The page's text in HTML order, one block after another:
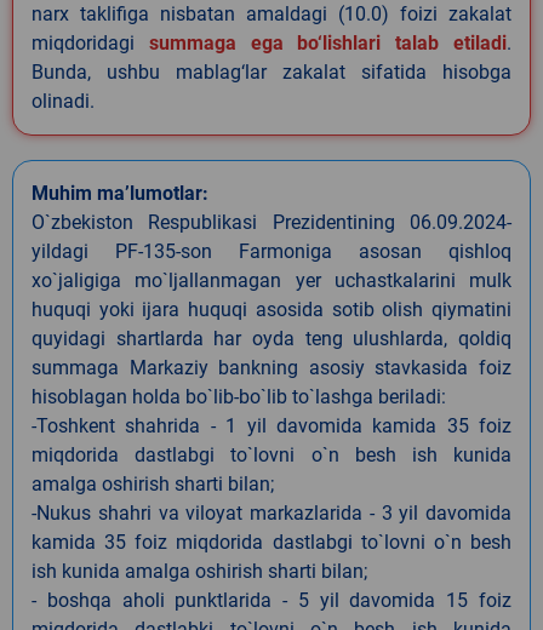
narx taklifiga nisbatan amaldagi (10.0) foizi zakalat
miqdoridagi summaga ega bo‘lishlari talab etiladi.
Bunda, ushbu mablag‘lar zakalat sifatida hisobga
olinadi.
Muhim ma’lumotlar:
O`zbekiston Respublikasi Prezidentining 06.09.2024-
yildagi PF-135-son Farmoniga asosan qishloq
xo`jaligiga mo`ljallanmagan yer uchastkalarini mulk
huquqi yoki ijara huquqi asosida sotib olish qiymatini
quyidagi shartlarda har oyda teng ulushlarda, qoldiq
summaga Markaziy bankning asosiy stavkasida foiz
hisoblagan holda bo`lib-bo`lib to`lashga beriladi:
-Toshkent shahrida - 1 yil davomida kamida 35 foiz
miqdorida dastlabgi to`lovni o`n besh ish kunida
amalga oshirish sharti bilan;
-Nukus shahri va viloyat markazlarida - 3 yil davomida
kamida 35 foiz miqdorida dastlabgi to`lovni o`n besh
ish kunida amalga oshirish sharti bilan;
- boshqa aholi punktlarida - 5 yil davomida 15 foiz